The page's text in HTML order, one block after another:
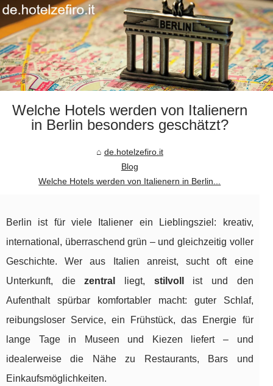
Welche Hotels werden von Italienern
in Berlin besonders geschätzt?
de.hotelzefiro.it
Blog
Welche Hotels werden von Italienern in Berlin...
Berlin ist für viele Italiener ein Lieblingsziel: kreativ,
international, überraschend grün – und gleichzeitig voller
Geschichte. Wer aus Italien anreist, sucht oft eine
Unterkunft, diezentral liegt, stilvoll
ist und den
Aufenthalt spürbar komfortabler macht: guter Schlaf,
reibungsloser Service, ein Frühstück, das Energie für
lange Tage in Museen und Kiezen liefert – und
idealerweise die Nähe zu Restaurants, Bars und
Einkaufsmöglichkeiten.